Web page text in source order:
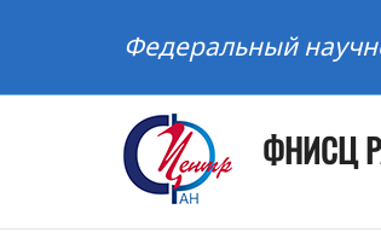
Федеральный
ФНИСЦ